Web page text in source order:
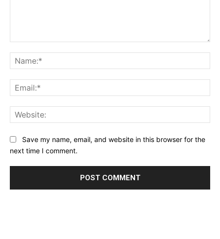
Save my name, email, and website in this browser for the
next time I comment.